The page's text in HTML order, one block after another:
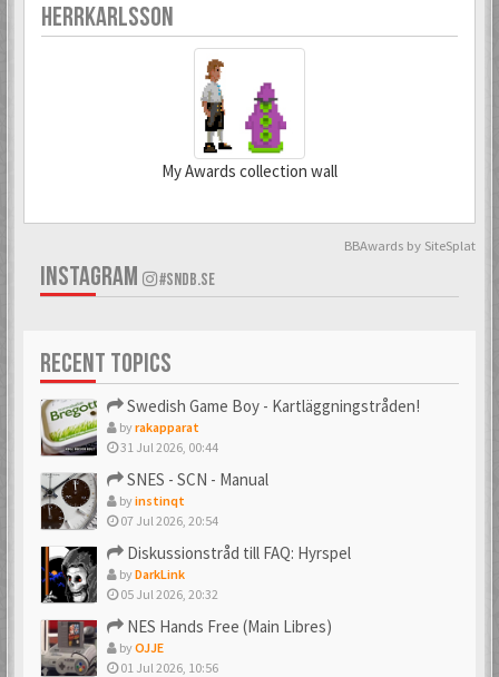
HERRKARLSSON
My Awards collection wall
6 Mar 2018
Todd Snap
Kranky Kong
BBAwards by SiteSplat
INSTAGRAM #SNDB.SE
RECENT TOPICS
Swedish Game Boy - Kartläggningstråden!
byrakapparat
31 Jul 2026, 00:44
SNES - SCN - Manual
byinstinqt
07 Jul 2026, 20:54
Diskussionstråd till FAQ: Hyrspel
byDarkLink
05 Jul 2026, 20:32
NES Hands Free (Main Libres)
byOJJE
01 Jul 2026, 10:56